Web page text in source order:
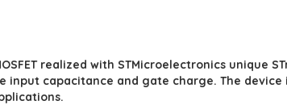
realized with STMicroelectronics unique
input capacitance and gate charge. The